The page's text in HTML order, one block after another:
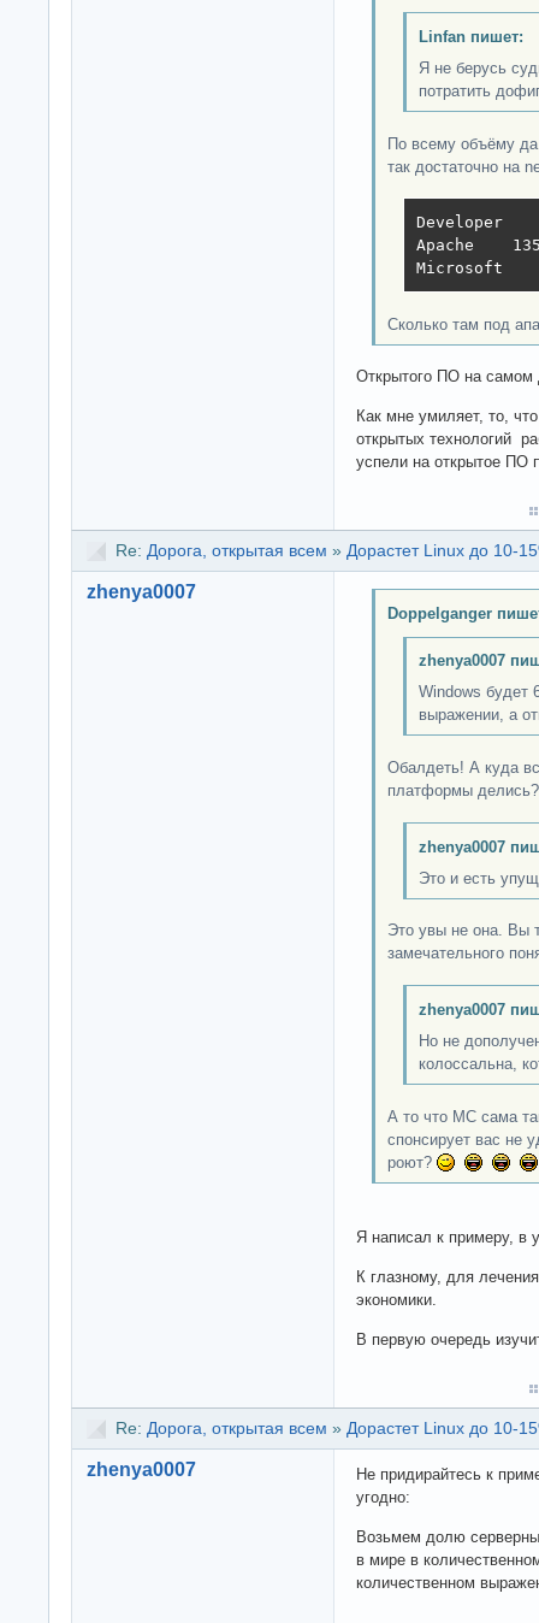
Linfan пишет:
Я не берусь
потратить
По всему объёму
так достаточно на
Developer
Apache
Microsoft
Сколько там под
Открытого ПО на самом
Как мне умиляет, то,
открытых технологий
успели на открытое
Re: Дорога, открытая всем » Дорастет Linux до 10-
zhenya0007
Doppelganger
zhenya0007
Windows будет
выражении, а
Обалдеть! А куда
платформы
zhenya0007
Это и есть
Это увы не она. Вы
замечательного
zhenya0007
Но не
колоссальна,
А то что МС сама
спонсирует вас не
роют?
Я написал к примеру, в
К глазному, для
экономики.
В первую очередь
Re: Дорога, открытая всем » Дорастет Linux до 10-
zhenya0007
Не придирайтесь к
угодно:
Возьмем долю
в мире в
количественном